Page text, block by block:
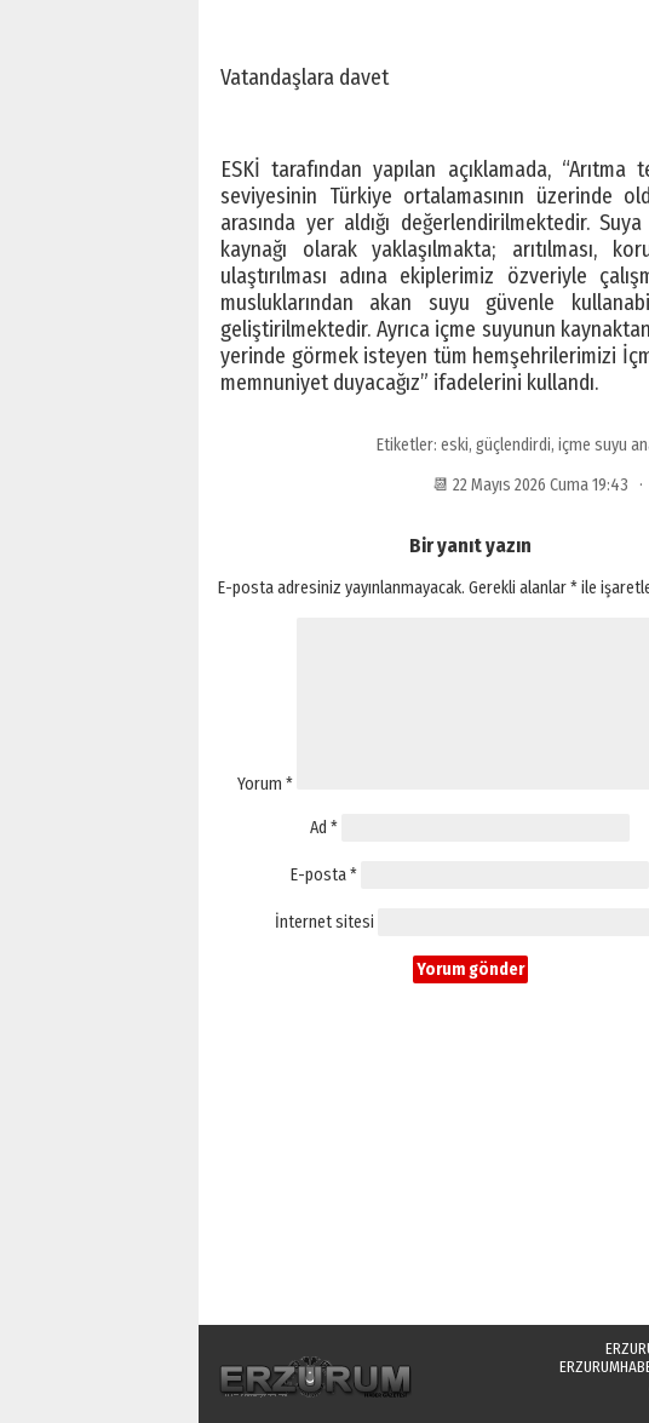
Vatandaşlara davet
ESKİ tarafından yapılan açıklamada,
seviyesinin Türkiye ortalamasının üzerinde
arasında yer aldığı değerlendirilmektedir.
kaynağı olarak yaklaşılmakta; arıtılması,
ulaştırılması adına ekiplerimiz özveriyle
musluklarından akan suyu güvenle
geliştirilmektedir. Ayrıca içme suyunun
yerinde görmek isteyen tüm hemşehrilerimizi
memnuniyet duyacağız” ifadelerini kullandı.
Etiketler: eski, güçlendirdi, içme suyu
📆 22 Mayıs 2026 Cuma 19:43
Bir yanıt yazın
E-posta adresiniz yayınlanmayacak. Gerekli alanlar*ile
Yorum *
Ad *
E-posta*
İnternet sitesi